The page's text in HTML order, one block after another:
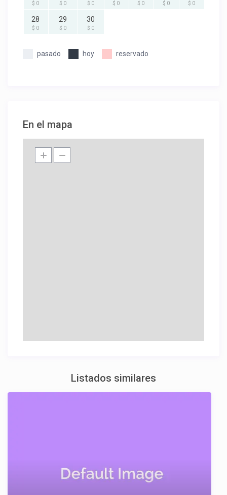
$ 0 $ 0 $ 0 $ 0 $ 0 $ 0 $ 0
28
$ 0
29
$ 0
30
$ 0
pasado hoy reservado
En el mapa
Listados similares